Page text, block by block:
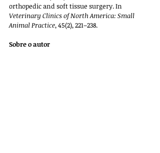
orthopedic and soft tissue surgery. In
Veterinary Clinics of North America: Small
Animal Practice, 45(2), 221–238.
Sobre o autor